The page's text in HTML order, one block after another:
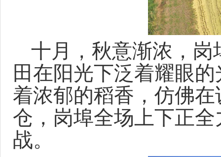
十月，秋意渐浓，
田在阳光下泛着耀眼
着浓郁的稻香，仿佛
仓， 岗埠全场上下正
战。